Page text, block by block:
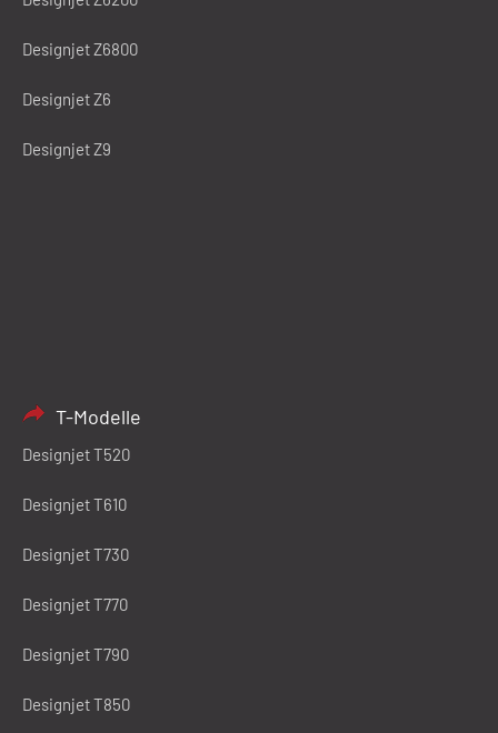
Designjet Z6800
Designjet Z6
Designjet Z9
T-Modelle
Designjet T520
Designjet T610
Designjet T730
Designjet T770
Designjet T790
Designjet T850